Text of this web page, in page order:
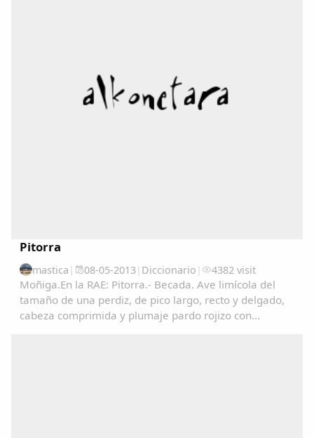
Pitorra
mastica | 08-05-2013| Diccionario | 4382 visit
Moñiga.En la RAE: Pitorra.- Becada. Ave limícola del
tamaño de una perdiz, de pico largo, recto y delgado,
cabeza comprimida y plumaje pardo rojizo con